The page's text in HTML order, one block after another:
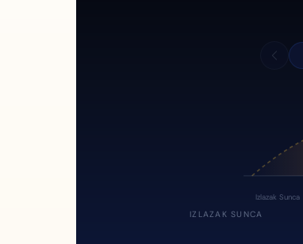
Izlazak Sunca
IZLAZAK SUNCA